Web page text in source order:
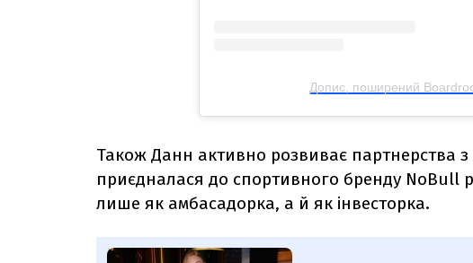
Допис, поширений
Також Данн активно розвиває партнерства
приєдналася до спортивного бренду NoBull
лише як амбасадорка, а й як інвесторка.